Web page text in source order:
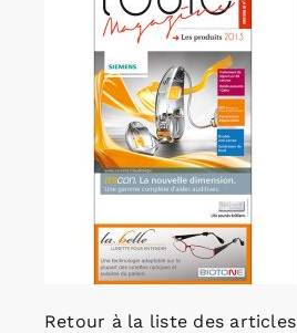
Retour à la liste des articles